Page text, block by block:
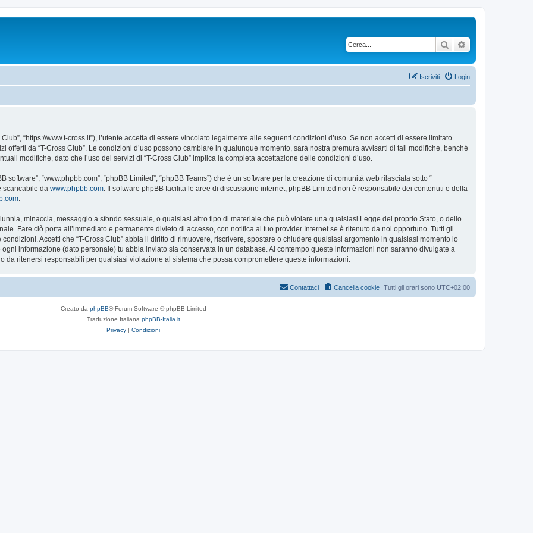
Cerca
Login
Iscriviti
Club”, “https://www.t-cross.it”), l’utente accetta di essere vincolato legalmente alle seguenti condizioni d’uso. Se non accetti di essere limitato
offerti da “T-Cross Club”. Le condizioni d’uso possono cambiare in qualunque momento, sarà nostra premura avvisarti di tali modifiche, benché
modifiche, dato che l’uso dei servizi di “T-Cross Club” implica la completa accettazione delle condizioni d’uso.
software”, “www.phpbb.com”, “phpBB Limited”, “phpBB Teams”) che è un software per la creazione di comunità web rilasciata sotto “
scaricabile da www.phpbb.com . Il software phpBB facilita le aree di discussione internet; phpBB Limited non è responsabile dei contenuti e della
minaccia, messaggio a sfondo sessuale, o qualsiasi altro tipo di materiale che può violare una qualsiasi Legge del proprio Stato, o dello
Fare ciò porta all’immediato e permanente divieto di accesso, con notifica al tuo provider Internet se è ritenuto da noi opportuno. Tutti gli
Accetti che “T-Cross Club” abbia il diritto di rimuovere, riscrivere, spostare o chiudere qualsiasi argomento in qualsiasi momento lo
informazione (dato personale) tu abbia inviato sia conservata in un database. Al contempo queste informazioni non saranno divulgate a
da ritenersi responsabili per qualsiasi violazione al sistema che possa compromettere queste informazioni.
Tutti gli orari sono UTC+02:00
Cancella cookie
Contattaci
Creato da phpBB® Forum Software © phpBB Limited
Traduzione Italiana phpBB-Italia.it
Privacy | Condizioni